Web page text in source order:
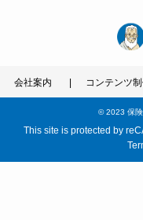
会社案内 コンテンツ
©2023 保険
This site is protected by